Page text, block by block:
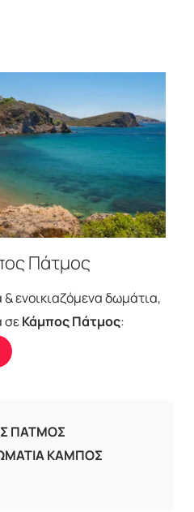
Πάτμος
ενοικιαζόμενα δωμάτια,
σεΚάμπος Πάτμος:
ΠΑΤΜΟΣ
ΚΑΜΠΟΣ